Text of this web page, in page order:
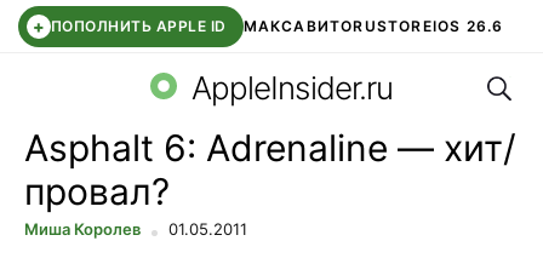
+ ПОПОЛНИТЬ APPLE ID МАКСАВИТОRUSTOREIOS 26.6
СБЕР КИДС ВТБ ОНЛАЙН ЧАТ В ROBLOX
AppleInsider.ru
Asphalt 6: Adrenaline — хит/
провал?
Миша Королев 01.05.2011